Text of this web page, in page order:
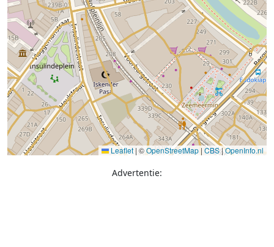
Leaflet | ©OpenStreetMap | CBS|OpenInfo.nl
Advertentie: